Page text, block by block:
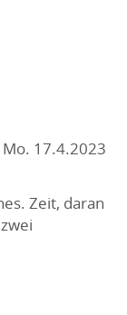
Mo. 17.4.2023
Zeit, daran